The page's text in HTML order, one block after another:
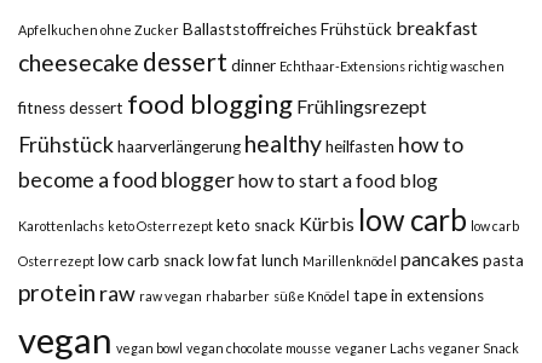
Apfelkuchen ohne Zucker Ballaststoffreiches Frühstück breakfast
cheesecake dessert dinner Echthaar-Extensions richtig waschen
fitness dessert food blogging Frühlingsrezept
Frühstückhaarverlängerung healthyheilfasten how to
become a food bloggerhow to start a food blog
Karottenlachs keto Osterrezept keto snack Kürbis low carb low carb
Osterrezept low carb snacklow fat lunch Marillenknödel pancakes pasta
protein raw raw vegan rhabarber süße Knödel tape in extensions
vegan vegan bowl vegan chocolate mousse veganer Lachs veganer Snack